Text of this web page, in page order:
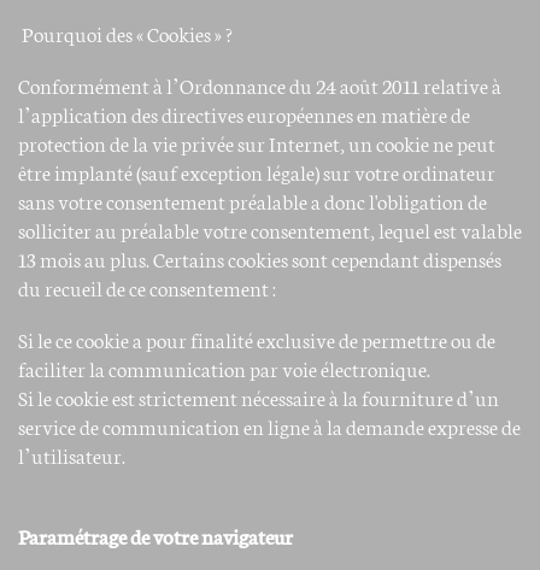
Pourquoi des « Cookies » ?
Conformément à l’Ordonnance du 24 août 2011 relative à
l’application des directives européennes en matière de
protection de la vie privée sur Internet, un cookie ne peut
être implanté (sauf exception légale) sur votre ordinateur
sans votre consentement préalable a donc l'obligation de
solliciter au préalable votre consentement, lequel est valable
13 mois au plus. Certains cookies sont cependant dispensés
du recueil de ce consentement :
Si le ce cookie a pour finalité exclusive de permettre ou de
faciliter la communication par voie électronique.
Si le cookie est strictement nécessaire à la fourniture d’un
service de communication en ligne à la demande expresse de
l’utilisateur.
Paramétrage de votre navigateur